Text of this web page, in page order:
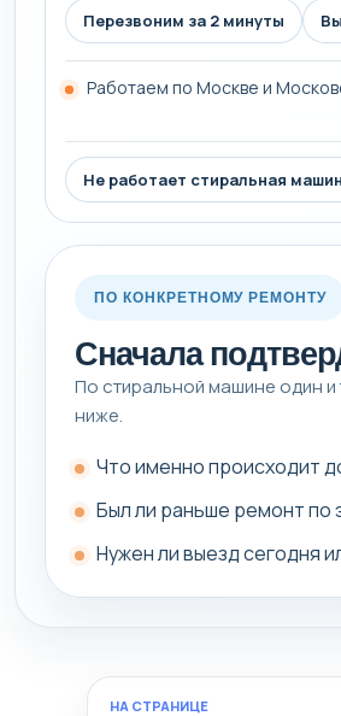
Перезвоним за 2 минуты
Работаем по Москве и
Не работает стиральная
ПО КОНКРЕТНОМУ РЕМОНТУ
Сначала
По стиральной машине один и
ниже.
Что именно происходит
Был ли раньше ремонт по
Нужен ли выезд сегодня
НА СТРАНИЦЕ